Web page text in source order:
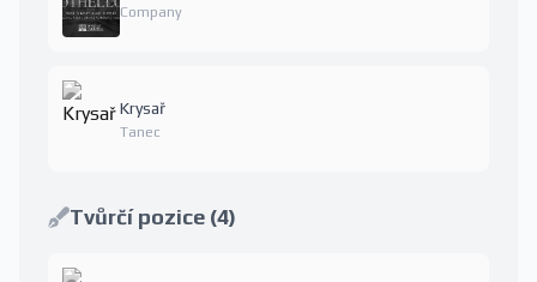
Company
Krysař
Tanec
Tvůrčí pozice (4)